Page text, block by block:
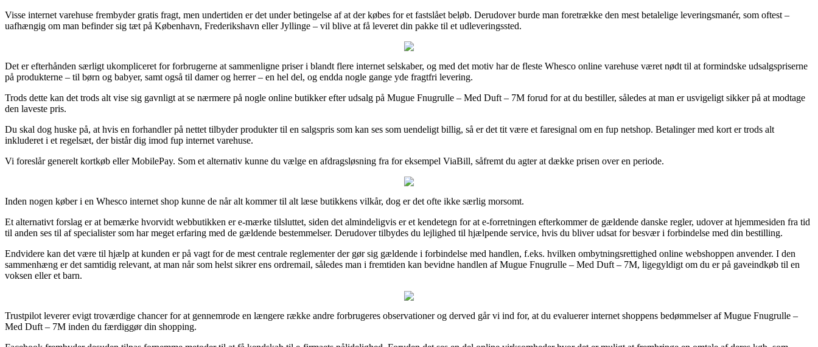
Visse internet varehuse frembyder gratis fragt, men undertiden er det under betingelse af at der købes for et fastslået beløb. Derudover burde man foretrække den mest betalelige leveringsmanér, som oftest –
uafhængig om man befinder sig tæt på København, Frederikshavn eller Jyllinge – vil blive at få leveret din pakke til et udleveringssted.
Det er efterhånden særligt ukompliceret for forbrugerne at sammenligne priser i blandt flere internet selskaber, og med det motiv har de fleste Whesco online varehuse været nødt til at formindske udsalgspriserne
på produkterne – til børn og babyer, samt også til damer og herrer – en hel del, og endda nogle gange yde fragtfri levering.
Trods dette kan det trods alt vise sig gavnligt at se nærmere på nogle online butikker efter udsalg på Mugue Fnugrulle – Med Duft – 7M forud for at du bestiller, således at man er usvigeligt sikker på at modtage
den laveste pris.
Du skal dog huske på, at hvis en forhandler på nettet tilbyder produkter til en salgspris som kan ses som uendeligt billig, så er det tit være et faresignal om en fup netshop. Betalinger med kort er trods alt
inkluderet i et regelsæt, der bistår dig imod fup internet varehuse.
Vi foreslår generelt kortkøb eller MobilePay. Som et alternativ kunne du vælge en afdragsløsning fra for eksempel ViaBill, såfremt du agter at dække prisen over en periode.
Inden nogen køber i en Whesco internet shop kunne de når alt kommer til alt læse butikkens vilkår, dog er det ofte ikke særlig morsomt.
Et alternativt forslag er at bemærke hvorvidt webbutikken er e-mærke tilsluttet, siden det almindeligvis er et kendetegn for at e-forretningen efterkommer de gældende danske regler, udover at hjemmesiden fra tid
til anden ses til af specialister som har meget erfaring med de gældende bestemmelser. Derudover tilbydes du lejlighed til hjælpende service, hvis du bliver udsat for besvær i forbindelse med din bestilling.
Endvidere kan det være til hjælp at kunden er på vagt for de mest centrale reglementer der gør sig gældende i forbindelse med handlen, f.eks. hvilken ombytningsrettighed online webshoppen anvender. I den
sammenhæng er det samtidig relevant, at man når som helst sikrer ens ordremail, således man i fremtiden kan bevidne handlen af Mugue Fnugrulle – Med Duft – 7M, ligegyldigt om du er på gaveindkøb til en
voksen eller et barn.
Trustpilot leverer evigt troværdige chancer for at gennemrode en længere række andre forbrugeres observationer og derved går vi ind for, at du evaluerer internet shoppens bedømmelser af Mugue Fnugrulle –
Med Duft – 7M inden du færdiggør din shopping.